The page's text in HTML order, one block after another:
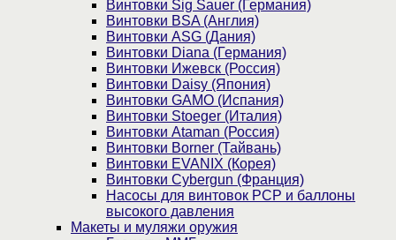
Винтовки Sig Sauer (Германия)
Винтовки BSA (Англия)
Винтовки ASG (Дания)
Винтовки Diana (Германия)
Винтовки Ижевск (Россия)
Винтовки Daisy (Япония)
Винтовки GAMO (Испания)
Винтовки Stoeger (Италия)
Винтовки Ataman (Россия)
Винтовки Borner (Тайвань)
Винтовки EVANIX (Корея)
Винтовки Cybergun (Франция)
Насосы для винтовок PCP и баллоны
высокого давления
Макеты и муляжи оружия